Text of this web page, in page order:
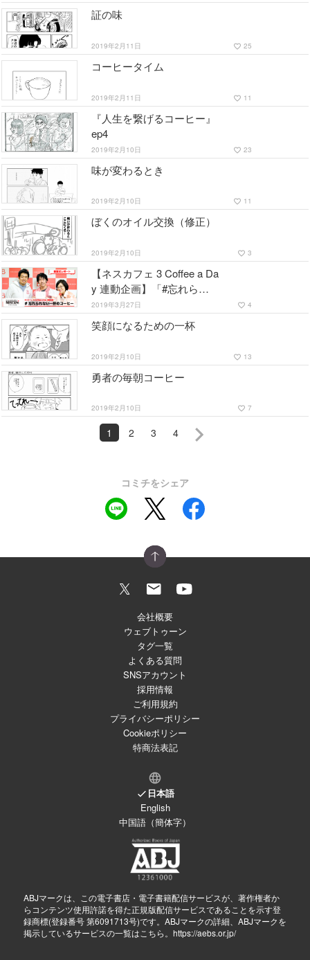
証の味
2019年2月11日 favorite_border 25
コーヒータイム
2019年2月11日 favorite_border 11
『人生を繋げるコーヒー』
ep4
2019年2月10日 favorite_border 23
味が変わるとき
2019年2月10日 favorite_border 11
ぼくのオイル交換（修正）
2019年2月10日 favorite_border 3
【ネスカフェ 3 Coffee a Da
y 連動企画】「#忘れられ
ない一杯のコーヒー」授賞
式レポート
2019年3月27日 favorite_border 4
笑顔になるための一杯
2019年2月10日 favorite_border 13
勇者の毎朝コーヒー
2019年2月10日 favorite_border 7
1 2 3 4
コミチをシェア
会社概要
ウェブトゥーン
タグ一覧
よくある質問
SNSアカウント
採用情報
ご利用規約
プライバシーポリシー
Cookieポリシー
特商法表記
日本語
English
中国語（簡体字）
ABJマークは、この電子書店・電子書籍配信サービスが、著作権者か
らコンテンツ使用許諾を得た正規版配信サービスであることを示す登
録商標(登録番号 第6091713号)です。ABJマークの詳細、ABJマークを
掲示しているサービスの一覧はこちら。 https://aebs.or.jp/